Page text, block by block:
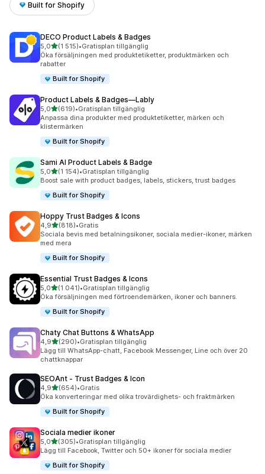
Built for Shopify
DECO Product Labels & Badges
5,0av 5 stjärnor
(1 515)
1515 recensioner totalt
•Gratisplan tillgänglig
Öka försäljningen med produktetiketter, produktmärken och
rabatter
Built for Shopify
Product Labels & Badges—Lably
5,0av 5 stjärnor
(619)
619 recensioner totalt
•Gratisplan tillgänglig
Anpassa dina produkter med produktetiketter, märken och
klistermärken
Built for Shopify
Sami AI Product Labels & Badge
5,0av 5 stjärnor
(1 154)
1154 recensioner totalt
•Gratisplan tillgänglig
Boost sale with product badges, labels, stickers, trust badges
Built for Shopify
Hoppy Trust Badges & Icons
4,9av 5 stjärnor
(818)
818 recensioner totalt
•Gratis
Sociala bevis med betalningsikoner, sociala medier-ikoner, märken
med mera
Built for Shopify
Essential Trust Badges & Icons
5,0av 5 stjärnor
(1 041)
1041 recensioner totalt
•Gratisplan tillgänglig
Öka försäljningen med förtroendemärken, ikoner och banners.
Built for Shopify
Chaty Chat Buttons & WhatsApp
4,9av 5 stjärnor
(290)
290 recensioner totalt
•Gratisplan tillgänglig
Lägg till WhatsApp-chatt, Facebook Messenger, Line och över 20
chattknappar
SEOAnt ‑ Trust Badges & Icon
4,9av 5 stjärnor
(654)
654 recensioner totalt
•Gratis
Öka konverteringar med olika trovärdighets- och fraktmärken
Built for Shopify
Sociala medier ikoner
5,0av 5 stjärnor
(305)
305 recensioner totalt
•Gratisplan tillgänglig
Lägg till Facebook, Twitter och 50+ ikoner för sociala medier
Built for Shopify